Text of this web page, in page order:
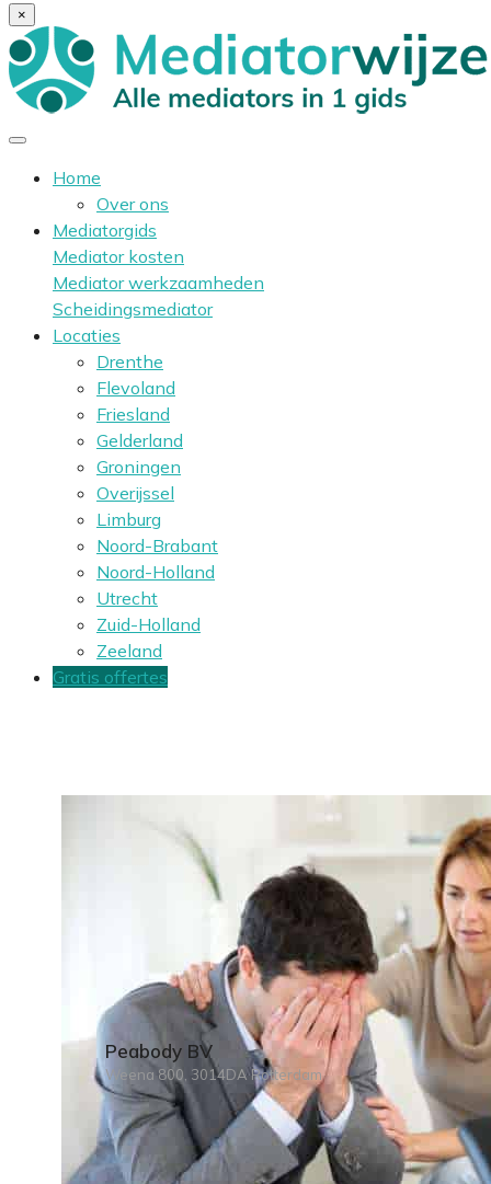
×
Home
Over ons
Mediatorgids
Mediator kosten
Mediator werkzaamheden
Scheidingsmediator
Locaties
Drenthe
Flevoland
Friesland
Gelderland
Groningen
Overijssel
Limburg
Noord-Brabant
Noord-Holland
Utrecht
Zuid-Holland
Zeeland
Gratis offertes
Peabody BV
Weena 800, 3014DA Rotterdam